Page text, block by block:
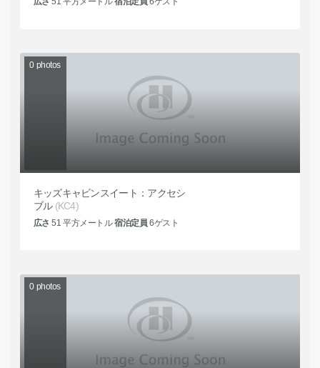
0 photos
キッズキャビンスイート：アクセシ
ブル (KC4)
広さ 51 平方メートル宿泊定員 6ゲスト
0 photos